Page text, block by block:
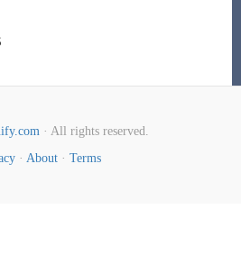
· All rights reserved.
· About · Terms